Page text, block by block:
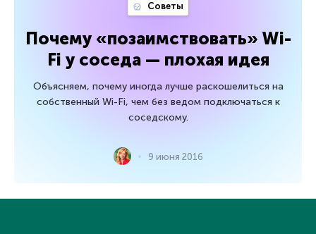
Советы
Почему «позаимствовать» Wi-
Fi у соседа — плохая идея
Объясняем, почему иногда лучше раскошелиться на
собственный Wi-Fi, чем без ведом подключаться к
соседскому.
9 июня 2016